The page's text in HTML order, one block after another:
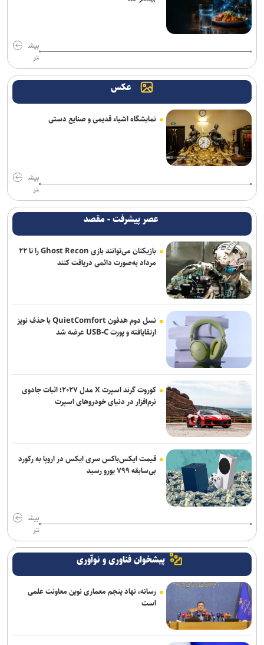
محسن رضایی: اجازه باز شدن مسیر دوم در تنگه هرمز را نخواهیم داد
وحدت و انسجام است
سقوط آراء مرتبط با حزب نتانیاهو در آستانه انتخابات کنست
آمریکا تحریم‌های جدید علیه ایران اعمال کرد
مقام یمنی: عربستان از قدرت نظامی صنعا وحشت دارد
سناتور آمریکایی: جنگ غیرقانونی ترامپ علیه ایران باید فوراً متوقف شود
ادعای حکومت جولانی درباره خنثی‌سازی عملیات داعش در دمشق
روسیه: رقابت برای دبیرکلی سازمان ملل همچنان باز است
یورش صهیونیست‌ها به چند منطقه در کرانه باختری
قالیباف: قلم، امتداد شمشیر عدالت و رسانه، سنگر پاسداری از حقیقت
است
زمان آن فرا رسیده که به خود متکی باشیم و برادری واقعی را در پیش
گیریم
واکنش صنعا به توافق سه جانبه مکه
تجاوز جدید رژیم صهیونیستی به خاک سوریه
سی‌ان‌ان: فرماندهان آمریکایی به دنبال راه خروج از جنگ با ایران هستند
بیش
تر
عکس
نمایشگاه اشیاء قدیمی و صنایع دستی
بیش
تر
عصر پیشرفت - مقصد
بازیکنان می‌توانند بازی Ghost Recon را تا ۲۲
مرداد به‌صورت دائمی دریافت کنند
نسل دوم هدفون QuietComfort با حذف نویز
ارتقایافته و پورت USB-C عرضه شد
کوروت گرند اسپرت X مدل ۲۰۲۷؛ اثبات جادوی
نرم‌افزار در دنیای خودروهای اسپرت
قیمت ایکس‌باکس سری ایکس در اروپا به رکورد
بی‌سابقه ۷۹۹ یورو رسید
بیش
تر
پیشخوان فناوری و نوآوری
رسانه، نهاد پنجم معماری نوین معاونت علمی
است